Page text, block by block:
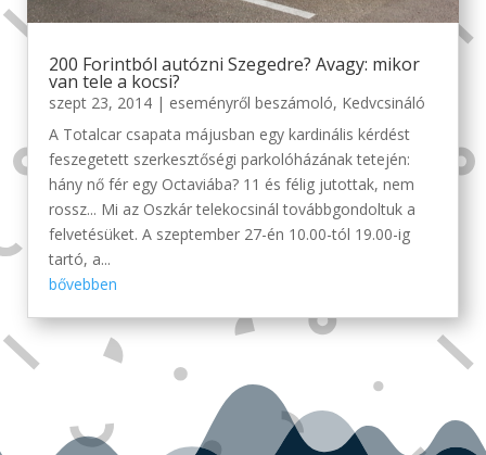
200 Forintból autózni Szegedre? Avagy: mikor
van tele a kocsi?
szept 23, 2014| eseményről beszámoló, Kedvcsináló
A Totalcar csapata májusban egy kardinális kérdést
feszegetett szerkesztőségi parkolóházának tetején:
hány nő fér egy Octaviába? 11 és félig jutottak, nem
rossz... Mi az Oszkár telekocsinál továbbgondoltuk a
felvetésüket. A szeptember 27-én 10.00-tól 19.00-ig
tartó, a...
bővebben